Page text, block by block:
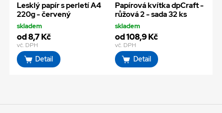
Lesklý papír s perletí A4
220g - červený
skladem
od 8,7 Kč
vč. DPH
Detail
Papírová kvítka dpCraft -
růžová 2 - sada 32 ks
skladem
od 108,9 Kč
vč. DPH
Detail